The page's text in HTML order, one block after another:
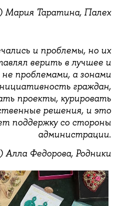
Мария Таратина, Палех
и проблемы, но их
верить в лучшее и
проблемами, а зонами
граждан,
проекты, курировать
решения, и это
поддержку со стороны
администрации.
Алла Федорова, Родники